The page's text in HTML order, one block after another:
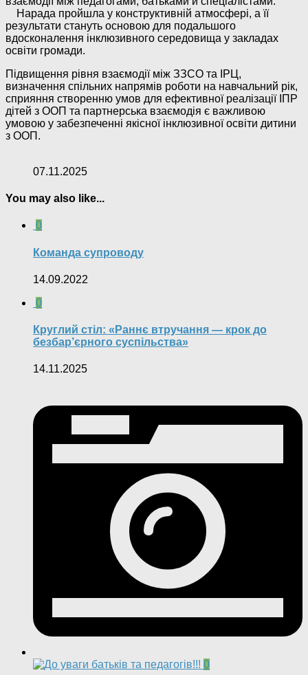
Нарада пройшла у конструктивній атмосфері, а її
результати стануть основою для подальшого
вдосконалення інклюзивного середовища у закладах
освіти громади.
Підвищення рівня взаємодії між ЗЗСО та ІРЦ,
визначення спільних напрямів роботи на навчальний рік,
сприяння створенню умов для ефективної реалізації ІПР
дітей з ООП та партнерська взаємодія є важливою
умовою у забезпеченні якісної інклюзивної освіти дитини
з ООП.
07.11.2025
You may also like...
0
Команда супроводу
14.09.2022
0
Круглий стіл: «Раннє втручання — крок до
безбар’єрного суспільства»
14.11.2025
0